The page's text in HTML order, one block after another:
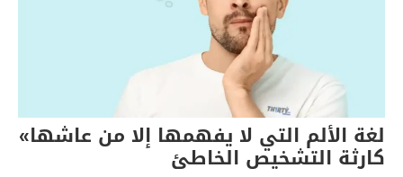
لغة الألم التي لا يفهمها إلا من عاشها»
كارثة التشخيص الخاطئ